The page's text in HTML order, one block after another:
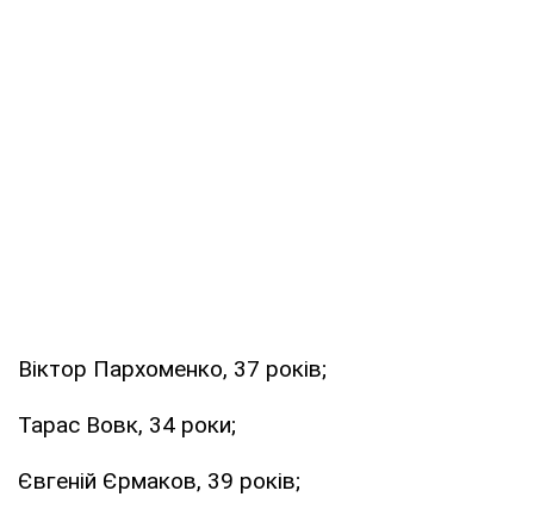
Віктор Пархоменко, 37 років;
Тарас Вовк, 34 роки;
Євгеній Єрмаков, 39 років;